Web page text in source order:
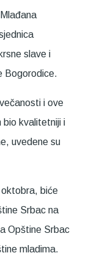
slave i
Bogorodice.
i ove
bio kvalitetniji i
uvedene su
oktobra, biće
Srbac na
Opštine Srbac
mladima.